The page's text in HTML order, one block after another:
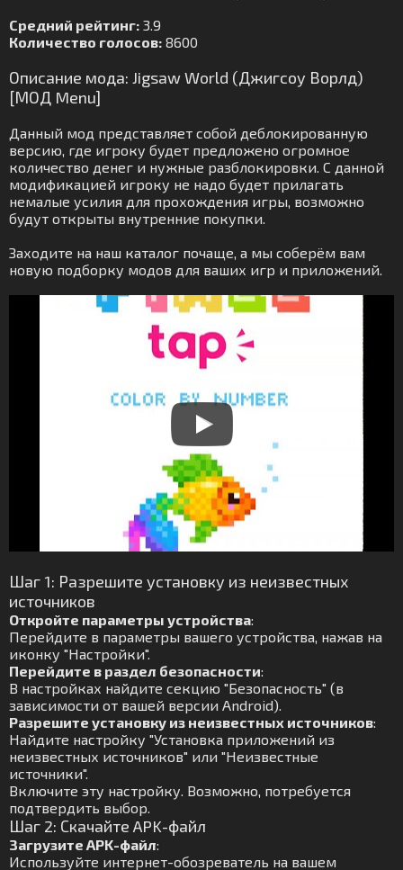
Средний рейтинг: 3.9
Количество голосов: 8600
Описание мода: Jigsaw World (Джигсоу Ворлд)
[МОД Menu]
Данный мод представляет собой деблокированную
версию, где игроку будет предложено огромное
количество денег и нужные разблокировки. С данной
модификацией игроку не надо будет прилагать
немалые усилия для прохождения игры, возможно
будут открыты внутренние покупки.
Заходите на наш каталог почаще, а мы соберём вам
новую подборку модов для ваших игр и приложений.
Шаг 1: Разрешите установку из неизвестных
источников
Откройте параметры устройства:
Перейдите в параметры вашего устройства, нажав на
иконку "Настройки".
Перейдите в раздел безопасности:
В настройках найдите секцию "Безопасность" (в
зависимости от вашей версии Android).
Разрешите установку из неизвестных источников:
Найдите настройку "Установка приложений из
неизвестных источников" или "Неизвестные
источники".
Включите эту настройку. Возможно, потребуется
подтвердить выбор.
Шаг 2: Скачайте APK-файл
Загрузите APK-файл:
Используйте интернет-обозреватель на вашем